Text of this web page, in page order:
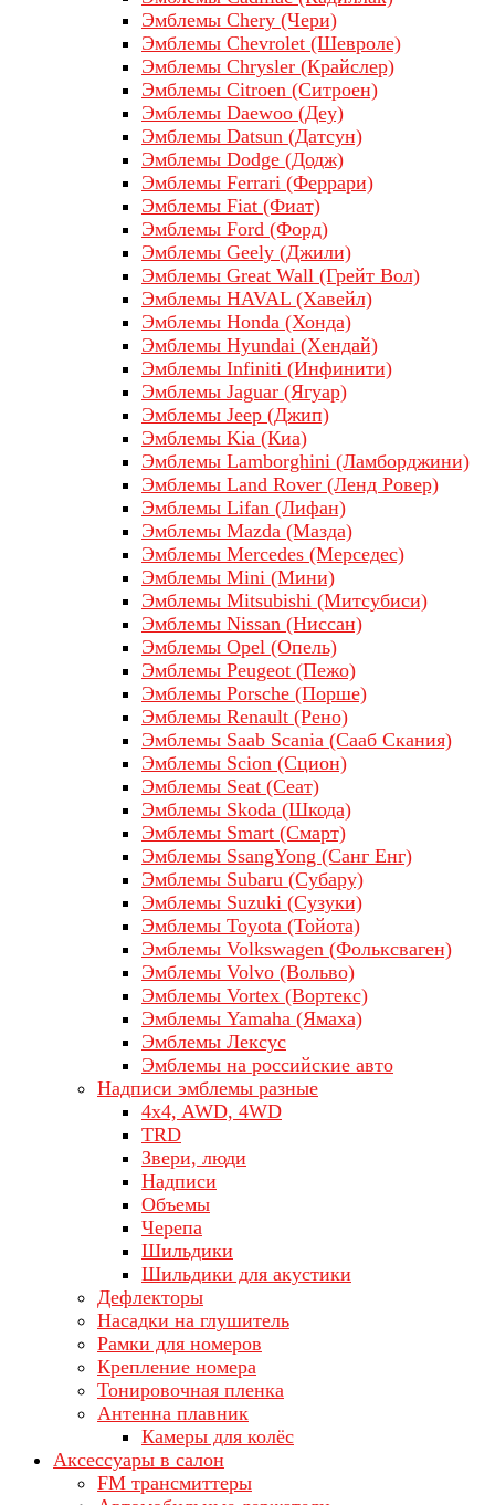
Эмблемы Chery (Чери)
Эмблемы Chevrolet (Шевроле)
Эмблемы Chrysler (Крайслер)
Эмблемы Citroen (Ситроен)
Эмблемы Daewoo (Деу)
Эмблемы Datsun (Датсун)
Эмблемы Dodge (Додж)
Эмблемы Ferrari (Феррари)
Эмблемы Fiat (Фиат)
Эмблемы Ford (Форд)
Эмблемы Geely (Джили)
Эмблемы Great Wall (Грейт Вол)
Эмблемы HAVAL (Хавейл)
Эмблемы Honda (Хонда)
Эмблемы Hyundai (Хендай)
Эмблемы Infiniti (Инфинити)
Эмблемы Jaguar (Ягуар)
Эмблемы Jeep (Джип)
Эмблемы Kia (Киа)
Эмблемы Lamborghini (Ламборджини)
Эмблемы Land Rover (Ленд Ровер)
Эмблемы Lifan (Лифан)
Эмблемы Mazda (Мазда)
Эмблемы Mercedes (Мерседес)
Эмблемы Mini (Мини)
Эмблемы Mitsubishi (Митсубиси)
Эмблемы Nissan (Ниссан)
Эмблемы Opel (Опель)
Эмблемы Peugeot (Пежо)
Эмблемы Porsche (Порше)
Эмблемы Renault (Рено)
Эмблемы Saab Scania (Сааб Скания)
Эмблемы Scion (Сцион)
Эмблемы Seat (Сеат)
Эмблемы Skoda (Шкода)
Эмблемы Smart (Смарт)
Эмблемы SsangYong (Санг Енг)
Эмблемы Subaru (Субару)
Эмблемы Suzuki (Сузуки)
Эмблемы Toyota (Тойота)
Эмблемы Volkswagen (Фольксваген)
Эмблемы Volvo (Вольво)
Эмблемы Vortex (Вортекс)
Эмблемы Yamaha (Ямаха)
Эмблемы Лексус
Эмблемы на российские авто
Надписи эмблемы разные
4x4, AWD, 4WD
TRD
Звери, люди
Надписи
Объемы
Черепа
Шильдики
Шильдики для акустики
Дефлекторы
Насадки на глушитель
Рамки для номеров
Крепление номера
Тонировочная пленка
Антенна плавник
Камеры для колёс
Аксессуары в салон
FM трансмиттеры